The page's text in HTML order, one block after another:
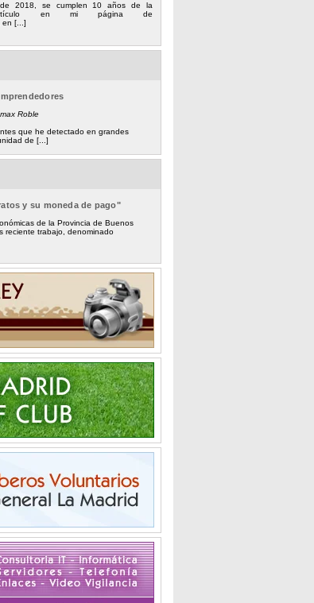
2018, se cumplen 10 años de la
en mi página de
en [...]
Roble
que he detectado en grandes
de [...]
y su moneda de pago"
de la Provincia de Buenos
reciente trabajo, denominado